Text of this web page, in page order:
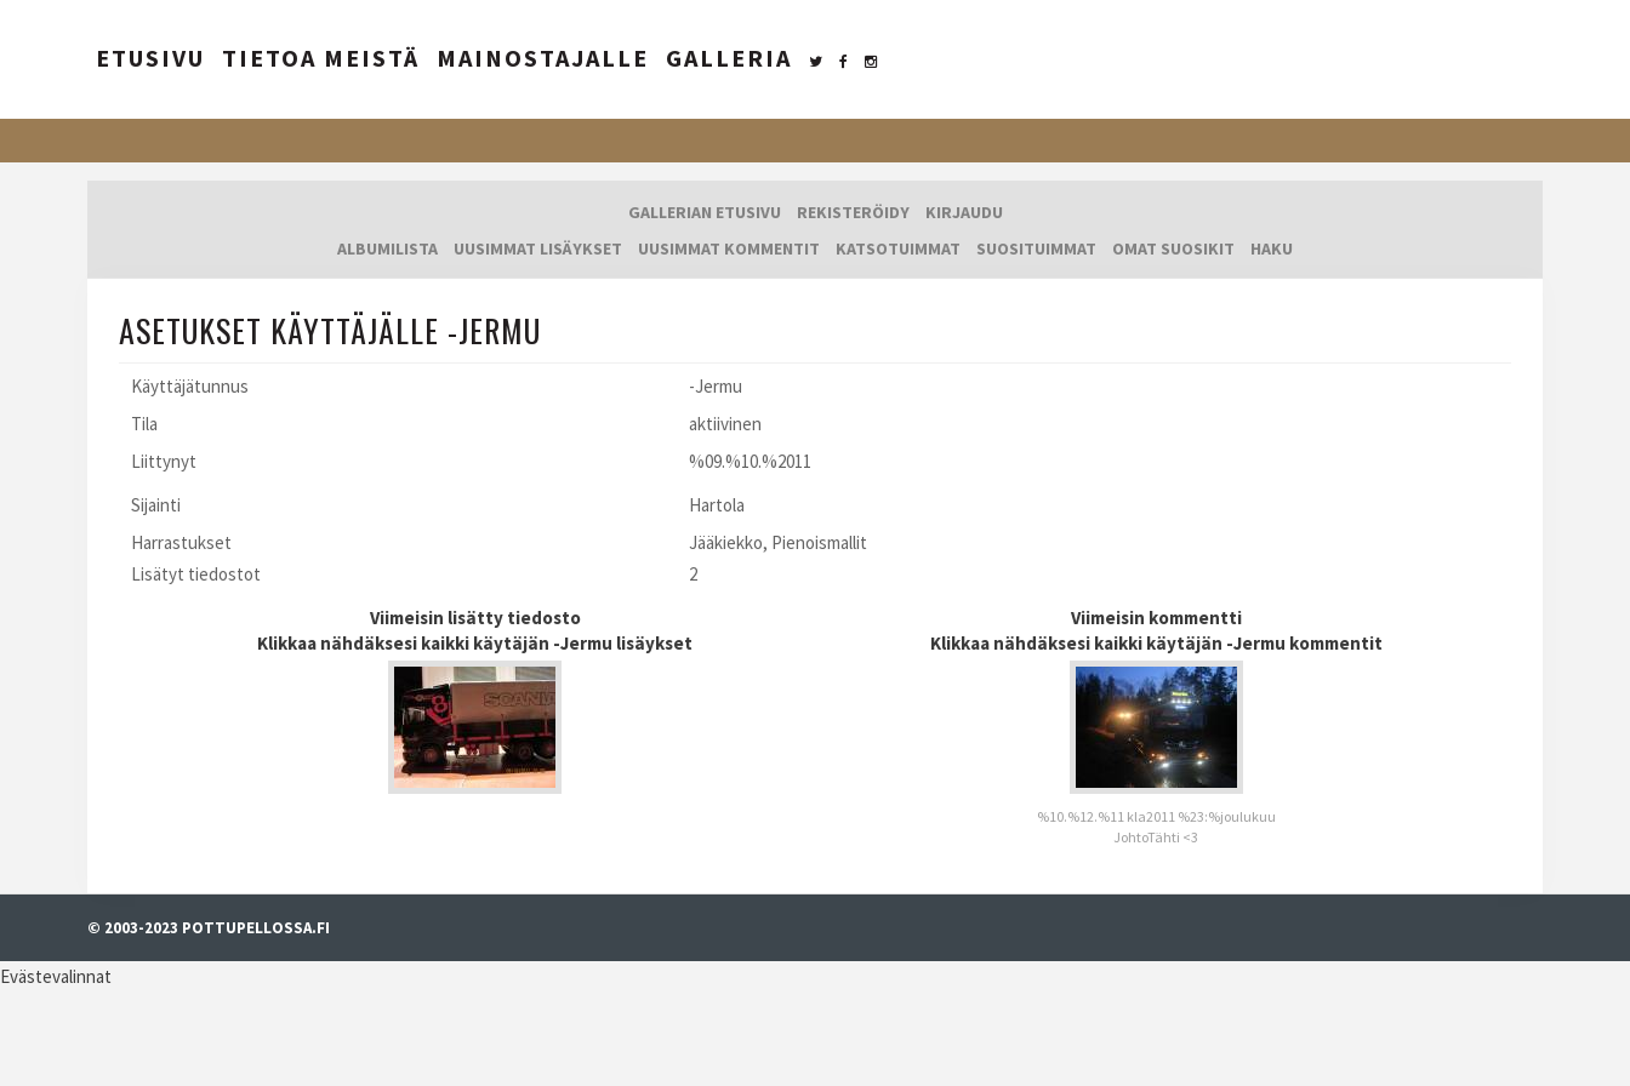
ETUSIVU TIETOA MEISTÄ MAINOSTAJALLE GALLERIA
GALLERIAN ETUSIVU REKISTERÖIDY
KIRJAUDU
ALBUMILISTA
UUSIMMAT LISÄYKSET UUSIMMAT KOMMENTIT KATSOTUIMMAT SUOSITUIMMAT OMAT SUOSIKIT HAKU
ASETUKSET KÄYTTÄJÄLLE -JERMU
Käyttäjätunnus
-Jermu
Tila
aktiivinen
Liittynyt
%09.%10.%2011
Sijainti
Hartola
Harrastukset
Jääkiekko, Pienoismallit
Lisätyt tiedostot
2
Viimeisin lisätty tiedosto
Klikkaa nähdäksesi kaikki käytäjän -Jermu lisäykset
Viimeisin kommentti
Klikkaa nähdäksesi kaikki käytäjän -Jermu kommentit
%10.%12.%11 kla2011 %23:%joulukuu
JohtoTähti <3
© 2003-2023 POTTUPELLOSSA.FI
Evästevalinnat